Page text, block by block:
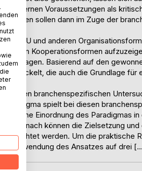
Voraussetzungen als
sollen dann im Zuge der
VU und anderen
Kooperationsformen
Basierend auf den
entwickelt, die auch die Grundlage für
branchenspezifischen
spielt bei diesen
eine Einordnung des Paradigmas in
danach können die Zielsetzung und
werden. Um die praktische
Anwendung des Ansatzes auf drei